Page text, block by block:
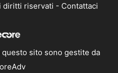
diritti riservati - Contattaci
sito sono gestite da